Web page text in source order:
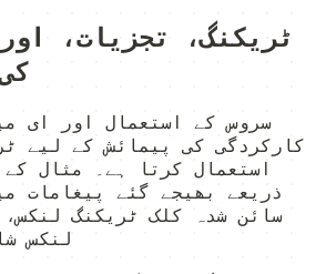
کارکردگی کی پیمائش کے لیے
استعمال کرتا ہے۔ مثال
ذریعے بھیجے گئے پیغامات
سائن شدہ کلک ٹریکنگ
لنکس